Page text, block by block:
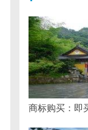
商标购买：即